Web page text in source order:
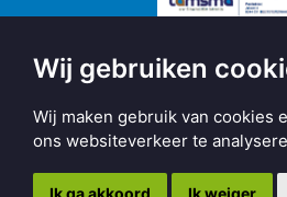
Wij gebruiken
Wij maken gebruik van cookies
ons websiteverkeer te
Ik ga akkoord Ik weiger
Copyright © 2026 | Made